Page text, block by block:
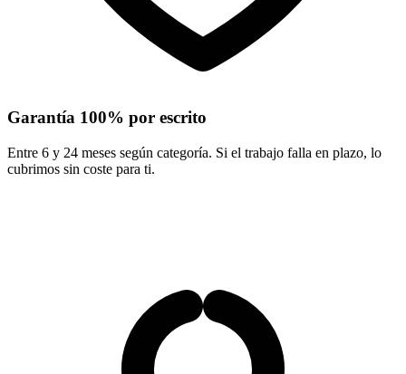
Garantía 100% por escrito
Entre 6 y 24 meses según categoría. Si el trabajo falla en plazo, lo
cubrimos sin coste para ti.